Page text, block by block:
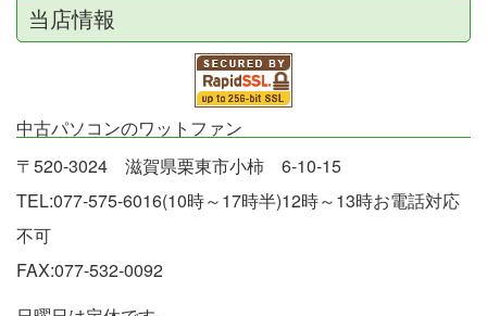
当店情報
中古パソコンのワットファン
〒520-3024 滋賀県栗東市小柿 6-10-15
TEL:077-575-6016(10時～17時半)12時～13時お電話対応
不可
FAX:077-532-0092